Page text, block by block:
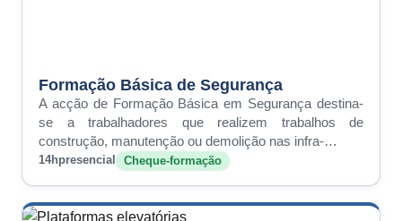
Formação Básica de Segurança
A acção de Formação Básica em Segurança destina-
se a trabalhadores que realizem trabalhos de
construção, manutenção ou demolição nas infra-…
14hpresencial Cheque-formação